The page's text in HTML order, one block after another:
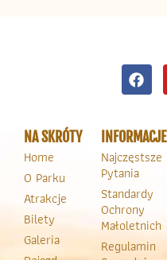
NA SKRÓTY
Home
O Parku
Atrakcje
Bilety
Galeria
INFORMACJE
Najczęstsze
Pytania
Standardy
Ochrony
Małoletnich
Regulamin